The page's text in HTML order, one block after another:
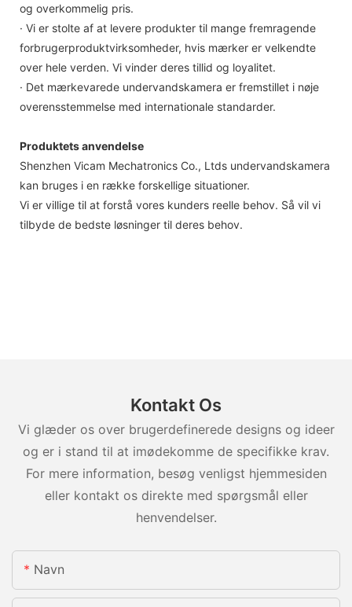
og overkommelig pris.
· Vi er stolte af at levere produkter til mange fremragende
forbrugerproduktvirksomheder, hvis mærker er velkendte
over hele verden. Vi vinder deres tillid og loyalitet.
· Det mærkevarede undervandskamera er fremstillet i nøje
overensstemmelse med internationale standarder.
Produktets anvendelse
Shenzhen Vicam Mechatronics Co., Ltds undervandskamera
kan bruges i en række forskellige situationer.
Vi er villige til at forstå vores kunders reelle behov. Så vil vi
tilbyde de bedste løsninger til deres behov.
Kontakt Os
Vi glæder os over brugerdefinerede designs og ideer
og er i stand til at imødekomme de specifikke krav.
For mere information, besøg venligst hjemmesiden
eller kontakt os direkte med spørgsmål eller
henvendelser.
Navn